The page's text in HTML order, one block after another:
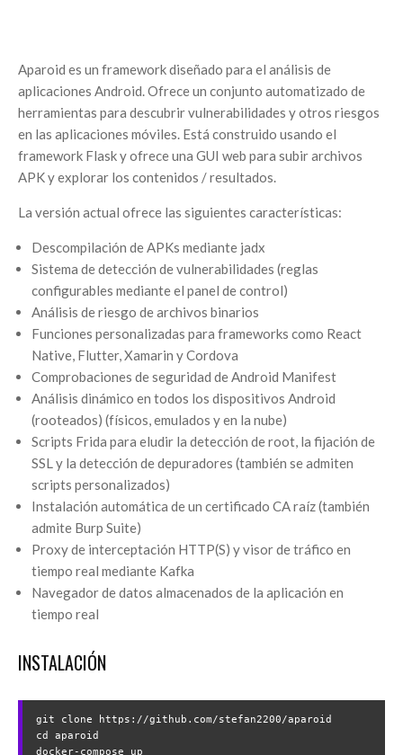
Aparoid es un framework diseñado para el análisis de
aplicaciones Android. Ofrece un conjunto automatizado de
herramientas para descubrir vulnerabilidades y otros riesgos
en las aplicaciones móviles. Está construido usando el
framework Flask y ofrece una GUI web para subir archivos
APK y explorar los contenidos / resultados.
La versión actual ofrece las siguientes características:
Descompilación de APKs mediante jadx
Sistema de detección de vulnerabilidades (reglas
configurables mediante el panel de control)
Análisis de riesgo de archivos binarios
Funciones personalizadas para frameworks como React
Native, Flutter, Xamarin y Cordova
Comprobaciones de seguridad de Android Manifest
Análisis dinámico en todos los dispositivos Android
(rooteados) (físicos, emulados y en la nube)
Scripts Frida para eludir la detección de root, la fijación de
SSL y la detección de depuradores (también se admiten
scripts personalizados)
Instalación automática de un certificado CA raíz (también
admite Burp Suite)
Proxy de interceptación HTTP(S) y visor de tráfico en
tiempo real mediante Kafka
Navegador de datos almacenados de la aplicación en
tiempo real
INSTALACIÓN
git clone https://github.com/stefan2200/aparoid
cd aparoid